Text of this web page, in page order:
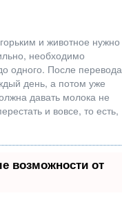
и животное нужно
необходимо
одного. После перевода
день, а потом уже
давать молока не
и вовсе, то есть,
возможности от